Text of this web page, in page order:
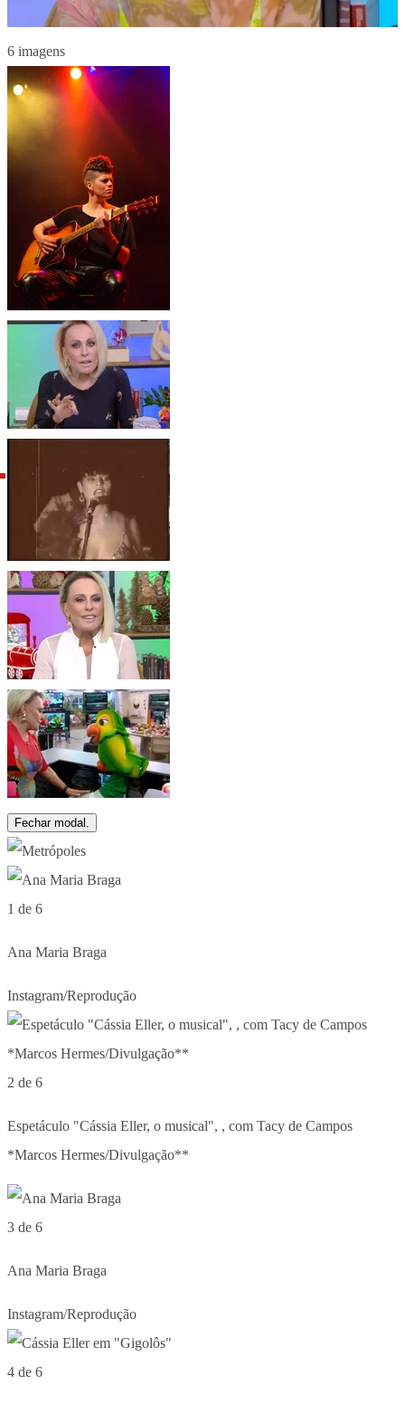
6 imagens
Fechar modal.
1 de 6
Ana Maria Braga
Instagram/Reprodução
2 de 6
Espetáculo "Cássia Eller, o musical", , com Tacy de Campos
*Marcos Hermes/Divulgação**
3 de 6
Ana Maria Braga
Instagram/Reprodução
4 de 6